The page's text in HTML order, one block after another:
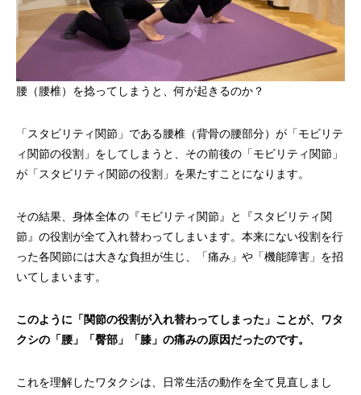
腰（腰椎）を捻ってしまうと、何が起きるのか？
「スタビリティ関節」である腰椎（背骨の腰部分）が「モビリテ
ィ関節の役割」をしてしまうと、その前後の「モビリティ関節」
が「スタビリティ関節の役割」を果たすことになります。
その結果、身体全体の『モビリティ関節』と『スタビリティ関
節』の役割が全て入れ替わってしまいます。本来にない役割を行
った各関節には大きな負担が生じ、「痛み」や「機能障害」を招
いてしまいます。
このように「関節の役割が入れ替わってしまった」ことが、ワタ
クシの「腰」「臀部」「膝」の痛みの原因だったのです。
これを理解したワタクシは、日常生活の動作を全て見直しまし